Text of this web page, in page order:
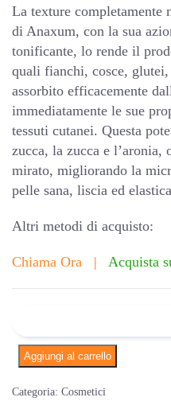
originale
era:
€20,00.
attuale
è:
€15,00.
La texture completamente
di Anaxum, con la sua
tonificante, lo rende il
quali fianchi, cosce,
assorbito efficacemente
immediatamente le sue
tessuti cutanei. Questa
zucca, la zucca e
mirato, migliorando la
pelle sana, liscia ed
Altri metodi di acquisto:
Chiama Ora | Acquista
Days
Body
Oil
-
Aggiungi al carrello
Categoria: Cosmetici